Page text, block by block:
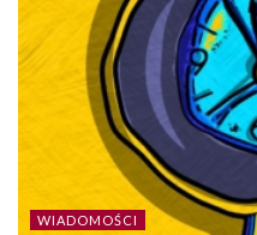
WIADOMOŚCI